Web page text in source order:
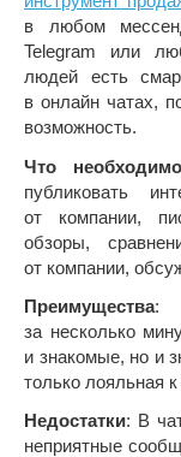
в любом
Telegram или
людей есть
в онлайн чатах,
возможность.
Что
публиковать
от компании,
обзоры,
от компании,
Преимущества:
за несколько
и знакомые, но и
только лояльная
Недостатки: В
неприятные